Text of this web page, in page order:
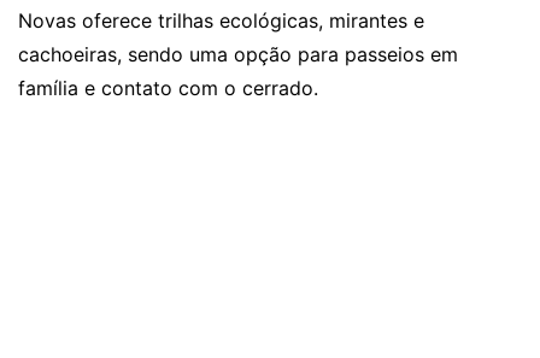
Novas oferece trilhas ecológicas, mirantes e
cachoeiras, sendo uma opção para passeios em
família e contato com o cerrado.